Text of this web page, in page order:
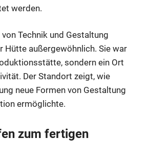
werden.
Technik und Gestaltung
Hütte außergewöhnlich. Sie war
sondern ein Ort
Der Standort zeigt, wie
neue Formen von Gestaltung
ermöglichte.
zum fertigen